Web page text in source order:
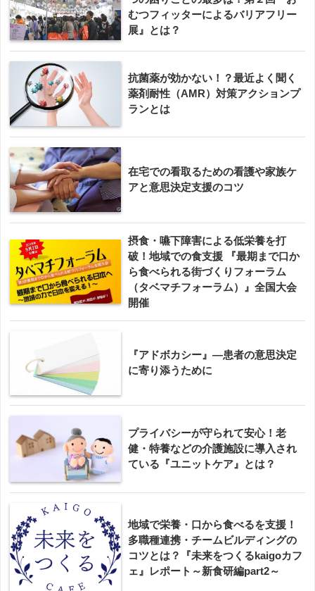
むつフィッターによるバリアフリー
展』とは？
抗菌薬が効かない！？最近よく聞く
薬剤耐性（AMR）対策アクションプ
ランとは
在宅での看取るための看護や家族ケ
アと意思決定支援のコツ
摂食・嚥下障害による低栄養を打
破！地域での食支援 『最期まで口か
ら食べられる街づくりフォーラム
（タベマチフォーラム）』全国大会
開催
『アドボカシー』―患者の意思決定
に寄り添うために
プライバシーが守られて安心！老
健・特養などの介護施設に導入され
ている『ユニットケア』とは？
地域で栄養・口から食べるを支援！
多職種連携・チームビルディングの
コツとは？『未来をつくるkaigoカフ
ェ』レポート～新食研編part2～